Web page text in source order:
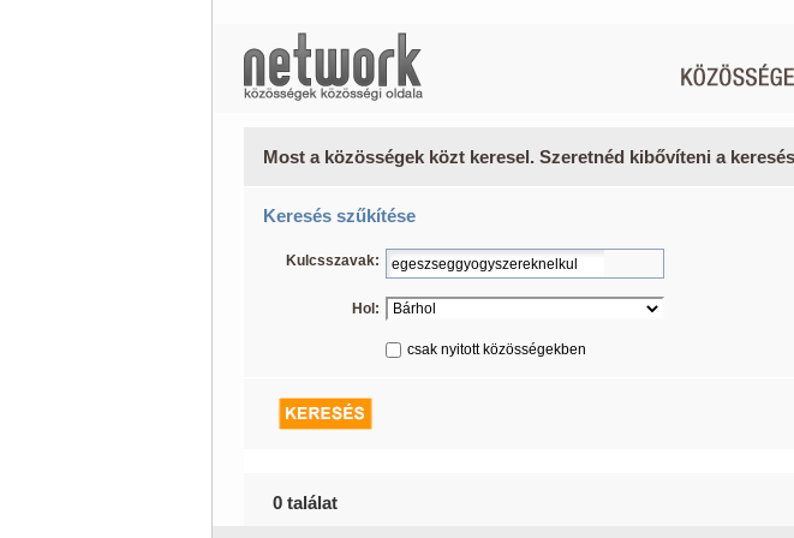
Most a közösségek közt keresel. Szeretnéd kibővíteni a
Keresés szűkítése
Kulcsszavak:
Hol:
csak nyitott közösségekben
0 találat